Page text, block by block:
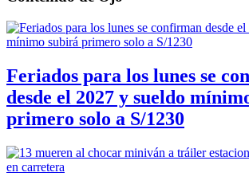
Feriados para los lunes se
desde el 2027 y sueldo
primero solo a S/1230